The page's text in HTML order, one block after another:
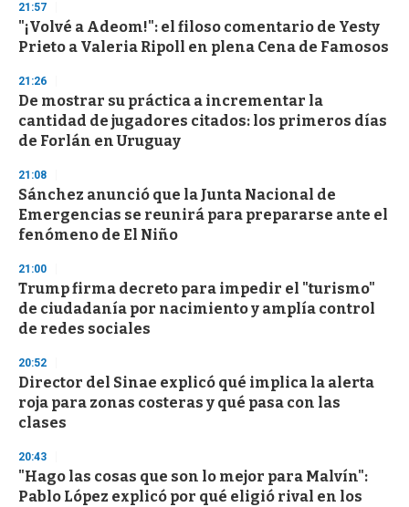
d
s
o
f
3
s
c
o
d
s
21:57
"¡Volvé a Adeom!": el filoso comentario de Yesty
Prieto a Valeria Ripoll en plena Cena de Famosos
21:26
De mostrar su práctica a incrementar la
cantidad de jugadores citados: los primeros días
de Forlán en Uruguay
21:08
Sánchez anunció que la Junta Nacional de
Emergencias se reunirá para prepararse ante el
fenómeno de El Niño
21:00
Trump firma decreto para impedir el "turismo"
de ciudadanía por nacimiento y amplía control
de redes sociales
20:52
Director del Sinae explicó qué implica la alerta
roja para zonas costeras y qué pasa con las
clases
20:43
"Hago las cosas que son lo mejor para Malvín":
Pablo López explicó por qué eligió rival en los